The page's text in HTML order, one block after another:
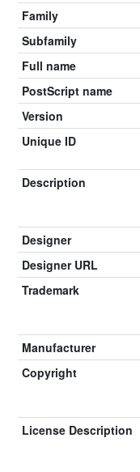
Family
Subfamily
Full name
PostScript name
Version
Unique ID
Description
Designer
Designer URL
Trademark
Manufacturer
Copyright
License Description